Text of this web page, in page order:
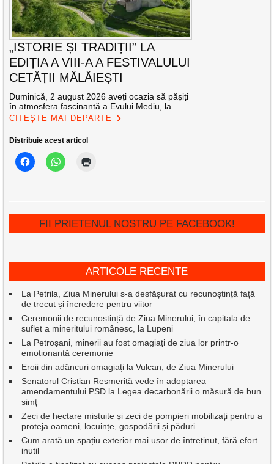
„ISTORIE ȘI TRADIȚII” LA
EDIȚIA A VIII-A A FESTIVALULUI
CETĂȚII MĂLĂIEȘTI
Duminică, 2 august 2026 aveți ocazia să pășiți
în atmosfera fascinantă a Evului Mediu, la
CITEȘTE MAI DEPARTE
Distribuie acest articol
FII PRIETENUL NOSTRU PE FACEBOOK!
ARTICOLE RECENTE
La Petrila, Ziua Minerului s-a desfășurat cu recunoștință față
de trecut și încredere pentru viitor
Ceremonii de recunoștință de Ziua Minerului, în capitala de
suflet a mineritului românesc, la Lupeni
La Petroșani, minerii au fost omagiați de ziua lor printr-o
emoționantă ceremonie
Eroii din adâncuri omagiați la Vulcan, de Ziua Minerului
Senatorul Cristian Resmeriță vede în adoptarea
amendamentului PSD la Legea decarbonării o măsură de bun
simț
Zeci de hectare mistuite și zeci de pompieri mobilizați pentru a
proteja oameni, locuințe, gospodării și păduri
Cum arată un spațiu exterior mai ușor de întreținut, fără efort
inutil